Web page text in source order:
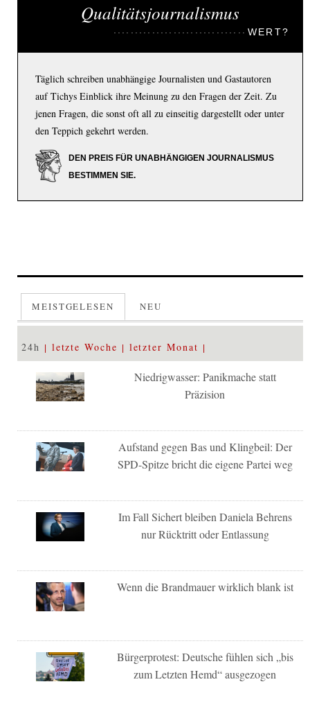
Qualitätsjournalismus
WERT?
Täglich schreiben unabhängige Journalisten und Gastautoren
auf Tichys Einblick ihre Meinung zu den Fragen der Zeit. Zu
jenen Fragen, die sonst oft all zu einseitig dargestellt oder unter
den Teppich gekehrt werden.
DEN PREIS FÜR UNABHÄNGIGEN JOURNALISMUS
BESTIMMEN SIE.
MEISTGELESEN NEU
24h letzte Woche letzter Monat
Niedrigwasser: Panikmache statt
Präzision
Aufstand gegen Bas und Klingbeil: Der
SPD-Spitze bricht die eigene Partei weg
Im Fall Sichert bleiben Daniela Behrens
nur Rücktritt oder Entlassung
Wenn die Brandmauer wirklich blank ist
Bürgerprotest: Deutsche fühlen sich „bis
zum Letzten Hemd“ ausgezogen